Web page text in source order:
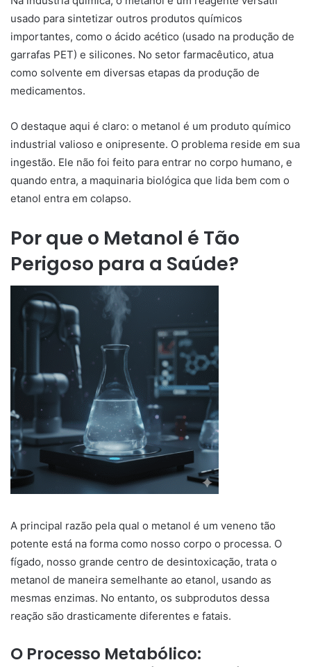
usado para sintetizar outros produtos químicos
importantes, como o ácido acético (usado na produção de
garrafas PET) e silicones. No setor farmacêutico, atua
como solvente em diversas etapas da produção de
medicamentos.
O destaque aqui é claro: o metanol é um produto químico
industrial valioso e onipresente. O problema reside em sua
ingestão. Ele não foi feito para entrar no corpo humano, e
quando entra, a maquinaria biológica que lida bem com o
etanol entra em colapso.
Por que o Metanol é Tão
Perigoso para a Saúde?
A principal razão pela qual o metanol é um veneno tão
potente está na forma como nosso corpo o processa. O
fígado, nosso grande centro de desintoxicação, trata o
metanol de maneira semelhante ao etanol, usando as
mesmas enzimas. No entanto, os subprodutos dessa
reação são drasticamente diferentes e fatais.
O Processo Metabólico: